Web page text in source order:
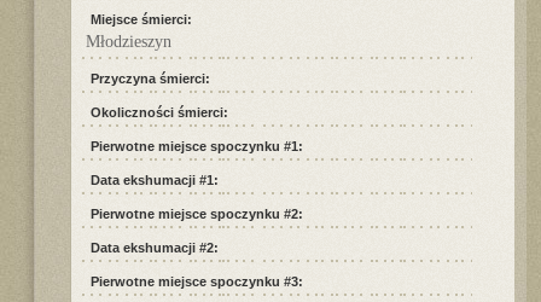
Miejsce śmierci:
Młodzieszyn
Przyczyna śmierci:
Okoliczności śmierci:
Pierwotne miejsce spoczynku #1:
Data ekshumacji #1:
Pierwotne miejsce spoczynku #2:
Data ekshumacji #2:
Pierwotne miejsce spoczynku #3: